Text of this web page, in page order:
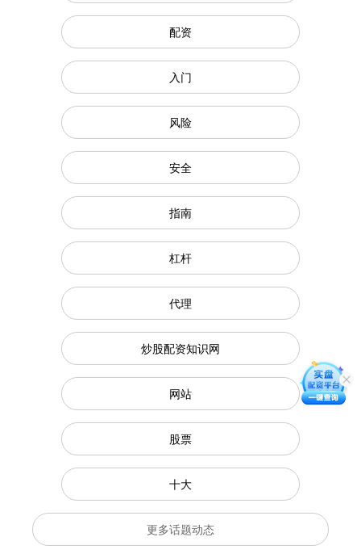
配资
入门
风险
安全
指南
杠杆
代理
炒股配资知识网
网站
股票
十大
更多话题动态